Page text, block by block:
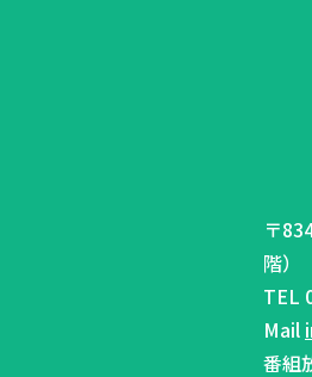
〒
階）
TEL
Mail
番組